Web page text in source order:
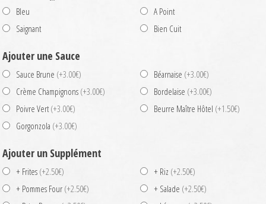
Bleu
Saignant
A Point
Bien Cuit
Ajouter une Sauce
Sauce Brune (+3.00€)
Crème Champignons (+3.00€)
Poivre Vert(+3.00€)
Gorgonzola (+3.00€)
Béarnaise (+3.00€)
Bordelaise (+3.00€)
Beurre Maître Hôtel (+1.50€)
Ajouter un Supplément
+ Frites (+2.50€)
+ Pommes Four (+2.50€)
+ Riz (+2.50€)
+ Salade (+2.50€)